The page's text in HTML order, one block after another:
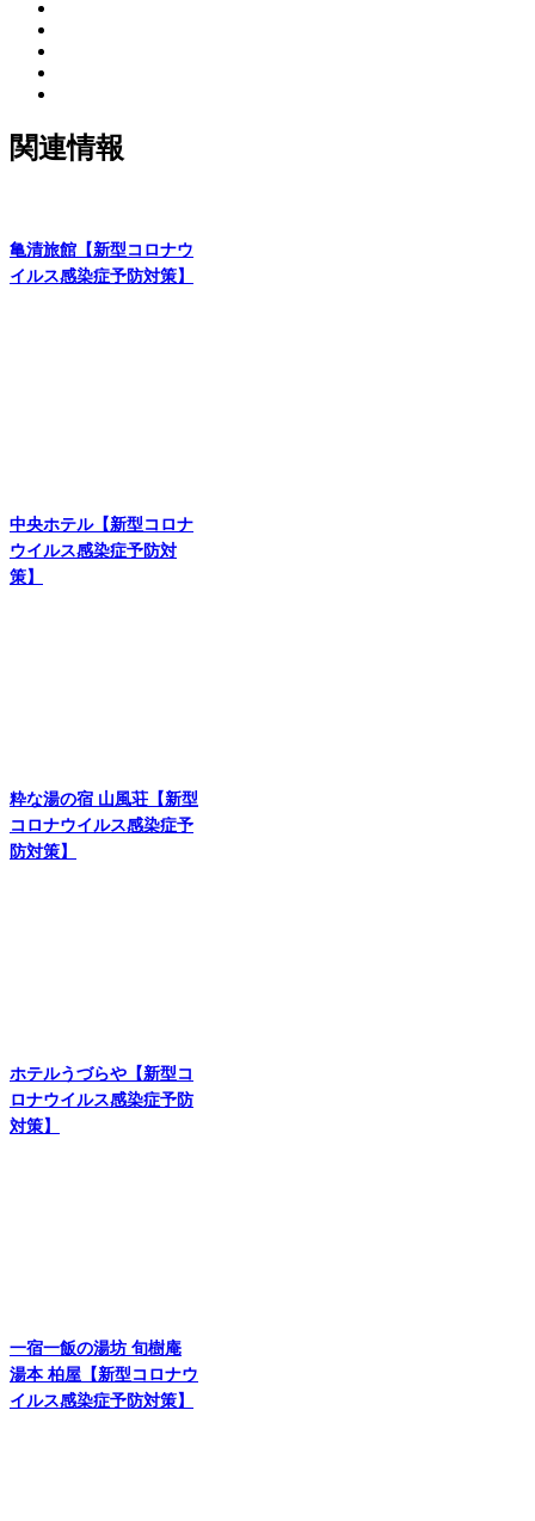
関連情報
亀清旅館【新型コロナウ
イルス感染症予防対策】
中央ホテル【新型コロナ
ウイルス感染症予防対
策】
粋な湯の宿 山風荘【新型
コロナウイルス感染症予
防対策】
ホテルうづらや【新型コ
ロナウイルス感染症予防
対策】
一宿一飯の湯坊 旬樹庵
湯本 柏屋【新型コロナウ
イルス感染症予防対策】